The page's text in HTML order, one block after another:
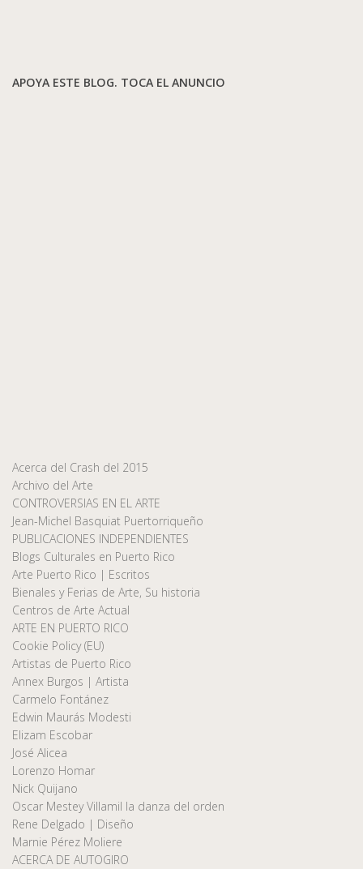
APOYA ESTE BLOG. TOCA EL ANUNCIO
Acerca del Crash del 2015
Archivo del Arte
CONTROVERSIAS EN EL ARTE
Jean-Michel Basquiat Puertorriqueño
PUBLICACIONES INDEPENDIENTES
Blogs Culturales en Puerto Rico
Arte Puerto Rico | Escritos
Bienales y Ferias de Arte, Su historia
Centros de Arte Actual
ARTE EN PUERTO RICO
Cookie Policy (EU)
Artistas de Puerto Rico
Annex Burgos | Artista
Carmelo Fontánez
Edwin Maurás Modesti
Elizam Escobar
José Alicea
Lorenzo Homar
Nick Quijano
Oscar Mestey Villamil la danza del orden
Rene Delgado | Diseño
Marnie Pérez Moliere
ACERCA DE AUTOGIRO